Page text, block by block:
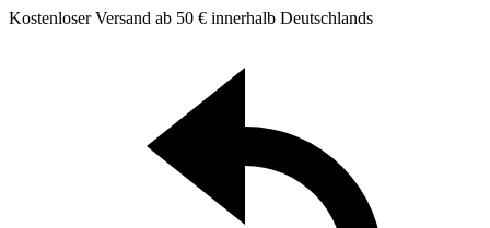
Kostenloser Versand ab 50 € innerhalb Deutschlands